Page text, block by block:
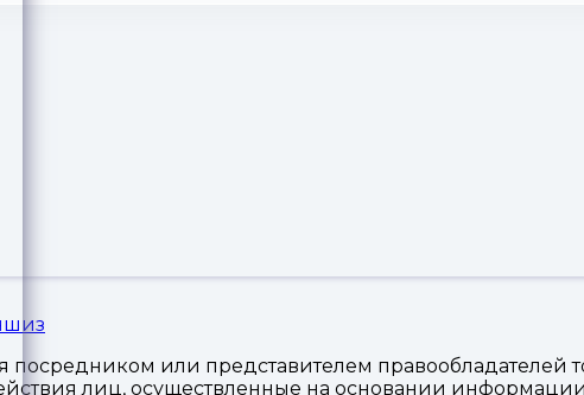
или представителем правообладателей
лиц, осуществленные на основании